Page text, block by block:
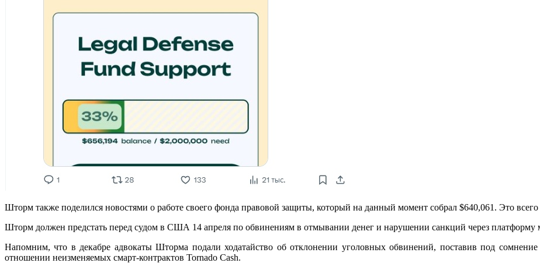
Шторм также поделился новостями о работе своего фонда правовой защиты, который на данный момент собрал $640,061. Это
Шторм должен предстать перед судом в США 14 апреля по обвинениям в отмывании денег и нарушении санкций через платформу
Напомним, что в декабре адвокаты Шторма подали ходатайство об отклонении уголовных обвинений, поставив под
отношении неизменяемых смарт-контрактов Tornado Cash.